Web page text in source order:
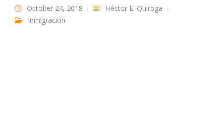
October 24, 2018
Héctor E. Quiroga
Inmigración